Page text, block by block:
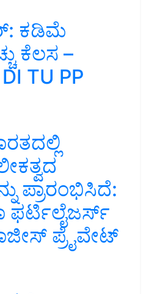
ಕಡಿಮೆ
ಕೆಲಸ –
TU PP
ಪ್ರಾರಂಭಿಸಿದೆ:
ಫರ್ಟಿಲೈಜರ್ಸ್
ಪ್ರೈವೇಟ್